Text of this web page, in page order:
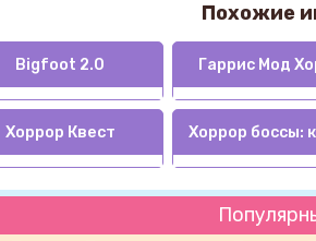
Похожие
Bigfoot 2.0 Гаррис Мод
Хоррор Квест Хоррор боссы: